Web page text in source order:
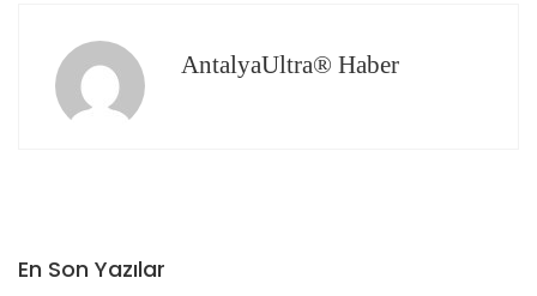
AntalyaUltra® Haber
En Son Yazılar